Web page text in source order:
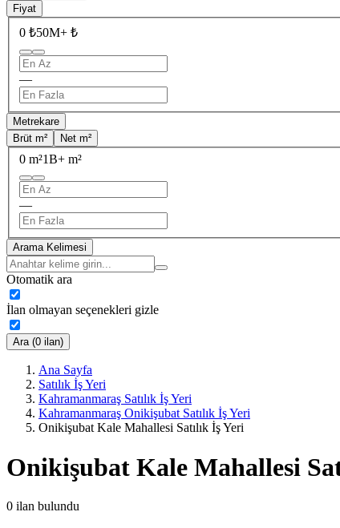
Fiyat
0 ₺50M+ ₺
—
Metrekare
Brüt m²
Net m²
0 m²1B+ m²
—
Arama Kelimesi
Otomatik ara
İlan olmayan seçenekleri gizle
Ara (0 ilan)
Ana Sayfa
Satılık İş Yeri
Kahramanmaraş Satılık İş Yeri
Kahramanmaraş Onikişubat Satılık İş Yeri
Onikişubat Kale Mahallesi Satılık İş Yeri
Onikişubat Kale Mahallesi
0 ilan bulundu